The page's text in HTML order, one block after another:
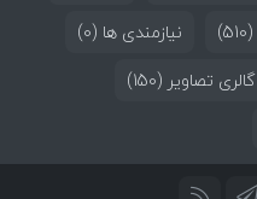
(510) نیازمندی ها (0)
گالری تصاویر (150)